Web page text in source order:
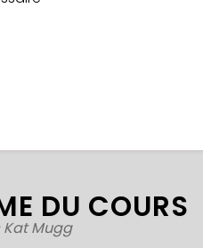
DU COURS
Mugg